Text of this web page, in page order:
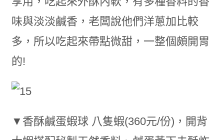
味與淡淡鹹香，老闆說他們洋蔥加比較
多，所以吃起來帶點微甜，一整個頗開胃
的!
▼香酥鹹蛋蝦球 八隻蝦(360元/份)，開背